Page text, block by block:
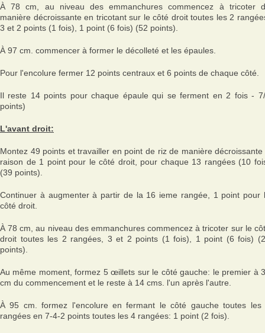
À 78 cm, au niveau des emmanchures commencez à tricoter
manière décroissante en tricotant sur le côté droit toutes les 2
3 et 2 points (1 fois), 1 point (6 fois) (52 points).
À 97 cm. commencer à former le décolleté et les épaules.
Pour l'encolure fermer 12 points centraux et 6 points de chaque côté.
Il reste 14 points pour chaque épaule qui se ferment en 2 fois -
points)
L'avant droit:
Montez 49 points et travailler en point de riz de manière décroissante
raison de 1 point pour le côté droit, pour chaque 13 rangées (10
(39 points).
Continuer à augmenter à partir de la 16 ieme rangée, 1 point pour
côté droit.
À 78 cm, au niveau des emmanchures commencez à tricoter sur le
droit toutes les 2 rangées, 3 et 2 points (1 fois), 1 point (6 fois)
points).
Au même moment, formez 5 œillets sur le côté gauche: le premier à
cm du commencement et le reste à 14 cms. l'un après l'autre.
À 95 cm. formez l'encolure en fermant le côté gauche toutes les
rangées en 7-4-2 points toutes les 4 rangées: 1 point (2 fois).